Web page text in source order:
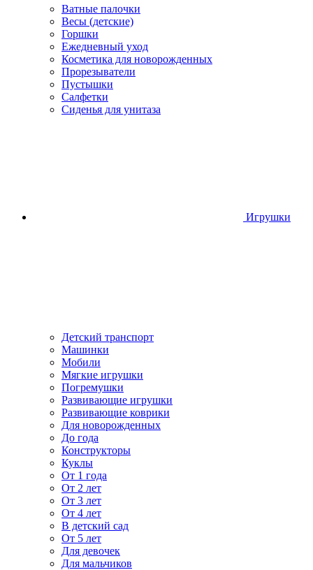
Ватные палочки
Весы (детские)
Горшки
Ежедневный уход
Косметика для новорожденных
Прорезыватели
Пустышки
Салфетки
Сиденья для унитаза
Игрушки
Детский транспорт
Машинки
Мобили
Мягкие игрушки
Погремушки
Развивающие игрушки
Развивающие коврики
Для новорожденных
До года
Конструкторы
Куклы
От 1 года
От 2 лет
От 3 лет
От 4 лет
В детский сад
От 5 лет
Для девочек
Для мальчиков